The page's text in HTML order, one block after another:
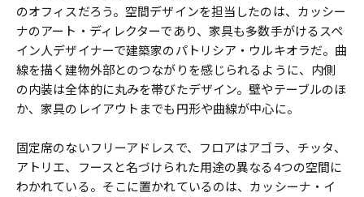
のオフィスだろう。空間デザインを担当したのは、カッシー
ナのアート・ディレクターであり、家具も多数手がけるスペ
イン人デザイナーで建築家のパトリシア・ウルキオラだ。曲
線を描く建物外部とのつながりを感じられるように、内側
の内装は全体的に丸みを帯びたデザイン。壁やテーブルのほ
か、家具のレイアウトまでも円形や曲線が中心に。
固定席のないフリーアドレスで、フロアはアゴラ、チッタ、
アトリエ、フースと名づけられた用途の異なる4つの空間に
わかれている。そこに置かれているのは、カッシーナ・イ